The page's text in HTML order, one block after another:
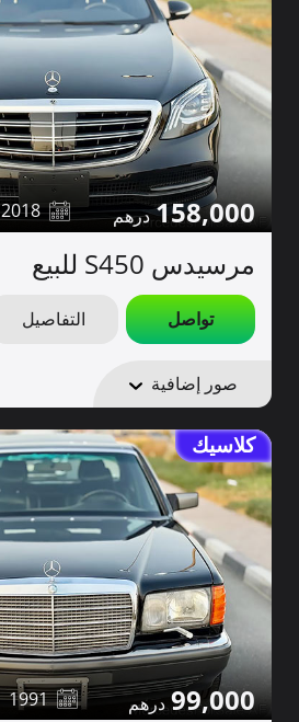
158,000
2018
مرسيدس S450 للبيع
تواصل التفاصيل
صور إضافية
كلاسيك
99,000
1991